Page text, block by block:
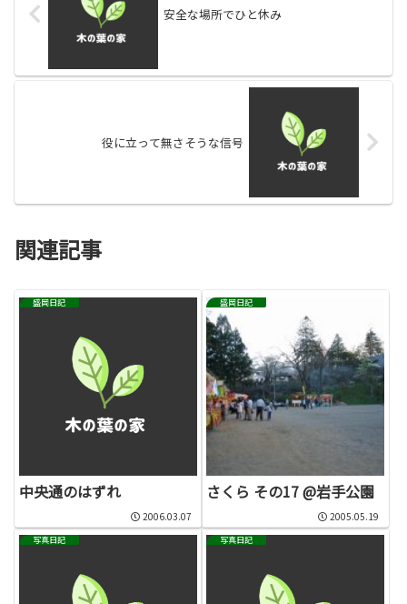
安全な場所でひと休み
役に立って無さそうな信号
関連記事
盛岡日記
中央通のはずれ
2006.03.07
盛岡日記
さくら その17 @岩手公園
2005.05.19
写真日記 写真日記